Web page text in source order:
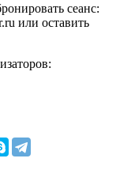
сеанс:
или оставить